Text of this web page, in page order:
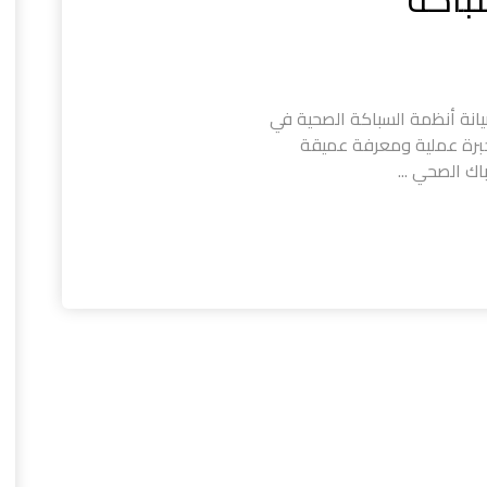
أنظمة السباكة الصحية في
عملية ومعرفة عميقة
الصحي ...